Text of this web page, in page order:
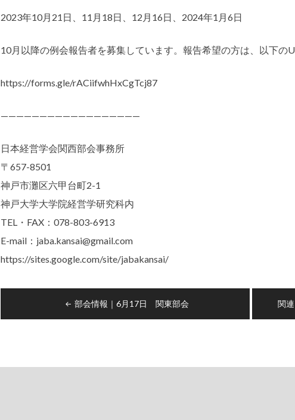
2023年10月21日、11月18日、12月16日、2024年1月6日
10月以降の例会報告者を募集しています。報告希望の方は、以下の
https://forms.gle/rACiifwhHxCgTcj87
——————————————————
日本経営学会関西部会事務所
〒657-8501
神戸市灘区六甲台町2-1
神戸大学大学院経営学研究科内
TEL・FAX：078-803-6913
E-mail：jaba.kansai@gmail.com
https://sites.google.com/site/jabakansai/
部会情報｜6月17日 関東部会 関